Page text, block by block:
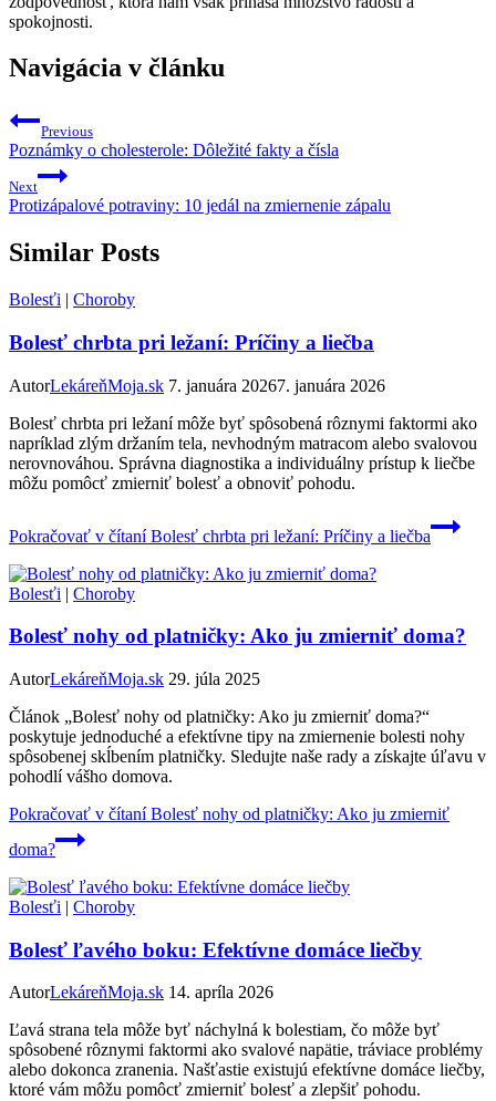
spokojnosti.
Navigácia v článku
Previous
Poznámky o cholesterole: Dôležité fakty a čísla
Next
Protizápalové potraviny: 10 jedál na zmiernenie zápalu
Similar Posts
Bolesťi | Choroby
Bolesť chrbta pri ležaní: Príčiny a liečba
AutorLekáreňMoja.sk 7. januára 20267. januára 2026
Bolesť chrbta pri ležaní môže byť spôsobená rôznymi faktormi ako
napríklad zlým držaním tela, nevhodným matracom alebo svalovou
nerovnováhou. Správna diagnostika a individuálny prístup k liečbe
môžu pomôcť zmierniť bolesť a obnoviť pohodu.
Pokračovať v čítaníBolesť chrbta pri ležaní: Príčiny a liečba
Bolesťi | Choroby
Bolesť nohy od platničky: Ako ju zmierniť doma?
AutorLekáreňMoja.sk 29. júla 2025
Článok „Bolesť nohy od platničky: Ako ju zmierniť doma?“
poskytuje jednoduché a efektívne tipy na zmiernenie bolesti nohy
spôsobenej skĺbením platničky. Sledujte naše rady a získajte úľavu v
pohodlí vášho domova.
Pokračovať v čítaníBolesť nohy od platničky: Ako ju zmierniť
doma?
Bolesťi | Choroby
Bolesť ľavého boku: Efektívne domáce liečby
AutorLekáreňMoja.sk 14. apríla 2026
Ľavá strana tela môže byť náchylná k bolestiam, čo môže byť
spôsobené rôznymi faktormi ako svalové napätie, tráviace problémy
alebo dokonca zranenia. Našťastie existujú efektívne domáce liečby,
ktoré vám môžu pomôcť zmierniť bolesť a zlepšiť pohodu.